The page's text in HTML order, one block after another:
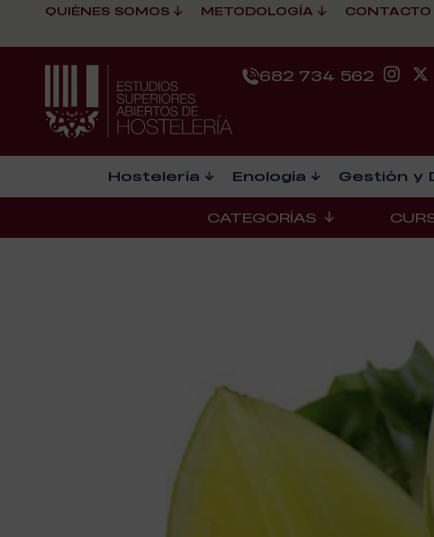
QUIÉNES SOMOS METODOLOGÍA CONTACTO
682 734 562
Hostelería Enología Gestión y
CATEGORÍAS